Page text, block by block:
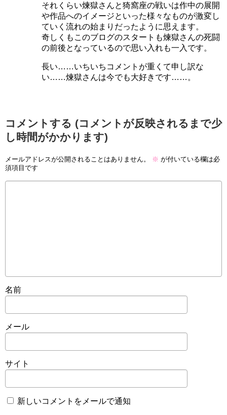
それくらい煉獄さんと猗窩座の戦いは作中の展開
や作品へのイメージといった様々なものが激変し
ていく流れの始まりだったように思えます。
奇しくもこのブログのスタートも煉獄さんの死闘
の前後となっているので思い入れも一入です。
長い……いちいちコメントが重くて申し訳な
い……煉獄さんは今でも大好きです……。
コメントする (コメントが反映されるまで少
し時間がかかります)
メールアドレスが公開されることはありません。 ※ が付いている欄は必
須項目です
名前
メール
サイト
新しいコメントをメールで通知